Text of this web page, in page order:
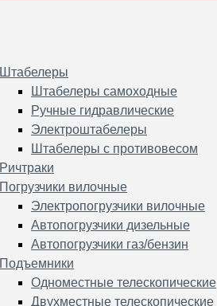
Штабелеры
Штабелеры самоходные
Ручные гидравлические
Электроштабелеры
Штабелеры с противовесом
Ричтраки
Погрузчики вилочные
Электропогрузчики вилочные
Автопогрузчики дизельные
Автопогрузчики газ/бензин
Подъемники
Одноместные телескопические
Двухместные телескопические